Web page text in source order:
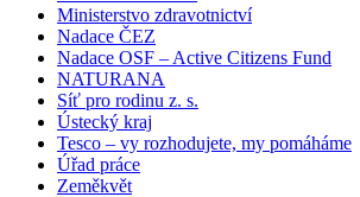
Ministerstvo zdravotnictví
Nadace ČEZ
Nadace OSF – Active Citizens Fund
NATURANA
Síť pro rodinu z. s.
Ústecký kraj
Tesco – vy rozhodujete, my pomáháme
Úřad práce
Zeměkvět